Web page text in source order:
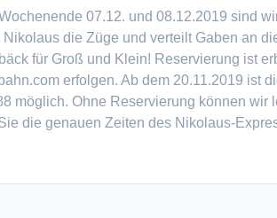
07.12. und 08.12.2019 sind
die Züge und verteilt Gaben an
für Groß und Klein! Reservierung ist
erfolgen. Ab dem 20.11.2019 ist
möglich. Ohne Reservierung können wir
die genauen Zeiten des Nikolaus-